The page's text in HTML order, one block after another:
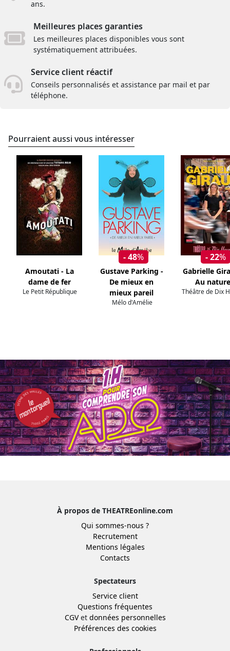
ans.
Meilleures places garanties
Les meilleures places disponibles vous sont
systématiquement attribuées.
Service client réactif
Conseils personnalisés et assistance par mail et par
téléphone.
Pourraient aussi vous intéresser
Amoutati - La
dame de fer
Le Petit République
- 48%
Gustave Parking -
De mieux en
mieux pareil
Mélo d'Amélie
- 22%
Gabrielle
Au
Théâtre de Dix
À propos de THEATREonline.com
Qui sommes-nous ?
Recrutement
Mentions légales
Contacts
Spectateurs
Service client
Questions fréquentes
CGVet données personnelles
Préférences des cookies